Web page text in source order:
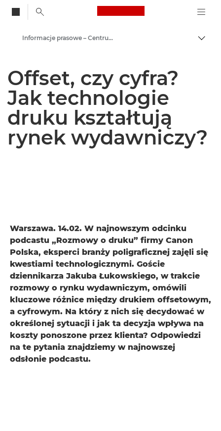
Canon Logo, back
Centrum prasowe
Informacje prasowe – Centrum Prasowe Canon
Offset, czy cyfra?
Jak technologie
druku kształtują
rynek wydawniczy?
Warszawa. 14.02. W najnowszym odcinku
podcastu „Rozmowy o druku” firmy Canon
Polska, eksperci branży poligraficznej zajęli się
kwestiami technologicznymi. Goście
dziennikarza Jakuba Łukowskiego, w trakcie
rozmowy o rynku wydawniczym, omówili
kluczowe różnice między drukiem offsetowym,
a cyfrowym. Na który z nich się decydować w
określonej sytuacji i jak ta decyzja wpływa na
koszty ponoszone przez klienta? Odpowiedzi
na te pytania znajdziemy w najnowszej
odsłonie podcastu.